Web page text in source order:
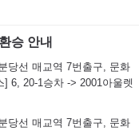
승 안내
당선 매교역 7번출구, 문화
] 6, 20-1승차 -> 2001아울렛
당선 매교역 7번출구, 문화